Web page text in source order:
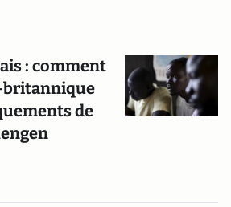
: comment
britannique
de